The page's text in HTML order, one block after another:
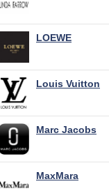
LOEWE
Louis Vuitton
Marc Jacobs
MaxMara